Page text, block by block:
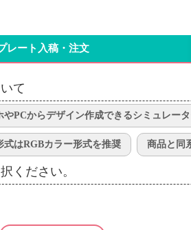
レート入稿・注文
て
PCからデザイン作成できるシミュレー
式はRGBカラー形式を推奨 商品と同
ください。